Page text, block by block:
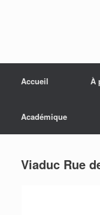
Accueil
À
Académique
Viaduc Rue